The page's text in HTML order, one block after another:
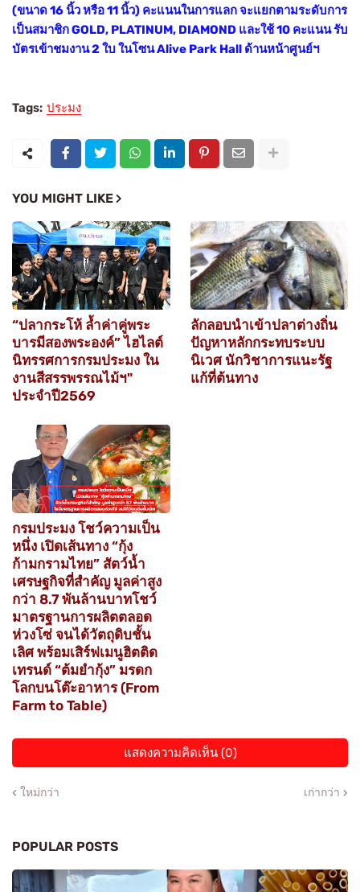
(ขนาด 16 นิ้ว หรือ 11 นิ้ว) คะแนนในการแลก จะแยกตามระดับการ
เป็นสมาชิก GOLD, PLATINUM, DIAMOND และใช้ 10 คะแนน รับ
บัตรเข้าชมงาน 2 ใบ ในโซน Alive Park Hall ด้านหน้าศูนย์ฯ
Tags: ประมง
YOU MIGHT LIKE
“ปลากระโห้ ล้ำค่าคู่พระ
บารมีสองพระองค์” ไฮไลต์
นิทรรศการกรมประมง ใน
งานสีสรรพรรณไม้ฯ"
ประจำปี2569
ลักลอบนำเข้าปลาต่างถิ่น
ปัญหาหลักกระทบระบบ
นิเวศ นักวิชาการแนะรัฐ
แก้ที่ต้นทาง
กรมประมง โชว์ความเป็น
หนึ่ง เปิดเส้นทาง “กุ้ง
ก้ามกรามไทย” สัตว์น้ำ
เศรษฐกิจที่สำคัญ มูลค่าสูง
กว่า 8.7 พันล้านบาทโชว์
มาตรฐานการผลิตตลอด
ห่วงโซ่ จนได้วัตถุดิบชั้น
เลิศ พร้อมเสิร์ฟเมนูฮิตติด
เทรนด์ “ต้มยำกุ้ง” มรดก
โลกบนโต๊ะอาหาร (From
Farm to Table)
แสดงความคิดเห็น (0)
ใหม่กว่า เก่ากว่า
POPULAR POSTS